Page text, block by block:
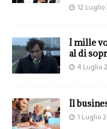
12
I mille
al di
4 Luglio
Il
1 Luglio